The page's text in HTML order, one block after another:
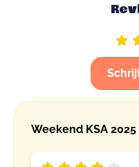
Weekend KSA 2025